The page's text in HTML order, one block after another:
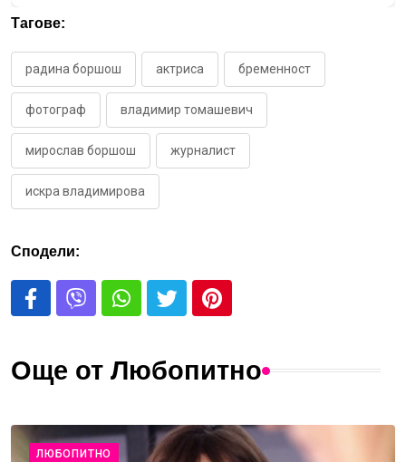
Тагове:
радина боршош актриса бременност
фотограф владимир томашевич
мирослав боршош журналист
искра владимирова
Сподели:
Още от Любопитно
ЛЮБОПИТНО